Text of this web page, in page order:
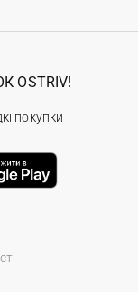
OSTRIV!
покупки